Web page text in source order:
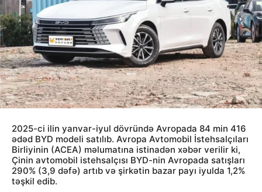
2025-ci ilin yanvar-iyul dövründə Avropada 84 min 416
ədəd BYD modeli satılıb. Avropa Avtomobil İstehsalçıları
Birliyinin (ACEA) məlumatına istinadən xəbər verilir ki,
Çinin avtomobil istehsalçısı BYD-nin Avropada satışları
290% (3,9 dəfə) artıb və şirkətin bazar payı iyulda 1,2%
təşkil edib.